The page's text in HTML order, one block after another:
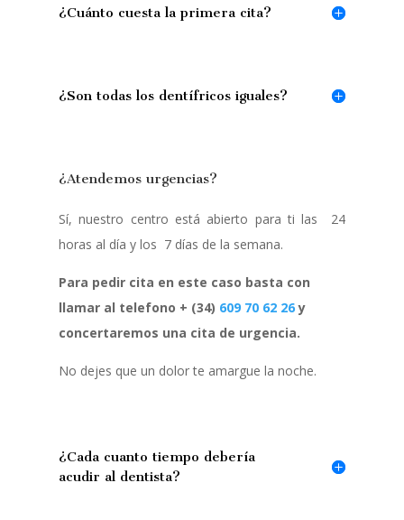
¿Cuánto cuesta la primera cita?
¿Son todas los dentífricos iguales?
¿Atendemos urgencias?
Sí, nuestro centro está abierto para ti las 24
horas al día y los 7 días de la semana.
Para pedir cita en este caso basta con
llamar al telefono + (34) 609 70 62 26y
concertaremos una cita de urgencia.
No dejes que un dolor te amargue la noche.
¿Cada cuanto tiempo debería
acudir al dentista?